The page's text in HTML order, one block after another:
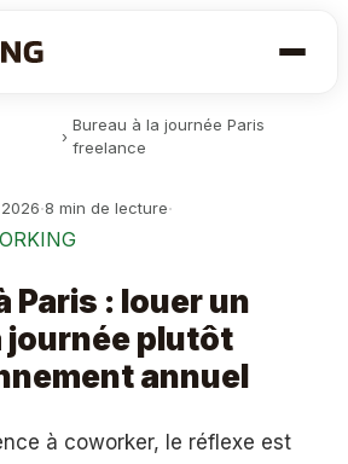
›
Bureau à la journée Paris
freelance
·8 min de lecture·
Paris : louer un
journée plutôt
annuel
à coworker, le réflexe est